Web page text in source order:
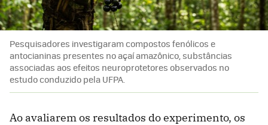
Pesquisadores investigaram compostos fenólicos e
antocianinas presentes no açaí amazônico, substâncias
associadas aos efeitos neuroprotetores observados no
estudo conduzido pela UFPA.
Ao avaliarem os resultados do experimento, os